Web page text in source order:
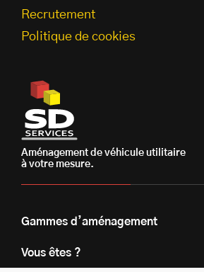
Recrutement
Politique de cookies
Aménagement de véhicule utilitaire
à votre mesure.
Gammes d’aménagement
Vous êtes ?